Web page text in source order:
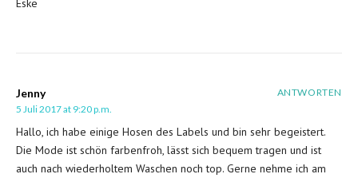
Jenny
ANTWORTEN
5 Juli 2017 at 9:20 p.m.
Hallo, ich habe einige Hosen des Labels und bin sehr begeistert.
Die Mode ist schön farbenfroh, lässt sich bequem tragen und ist
auch nach wiederholtem Waschen noch top. Gerne nehme ich am